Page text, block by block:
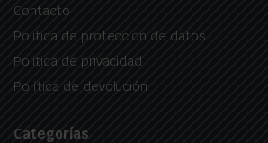
Contacto
Politica de proteccion de datos
Politica de privacidad
Política de devolución
Categorías